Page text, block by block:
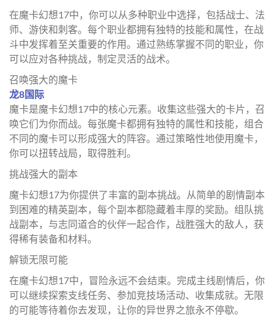
在魔卡幻想17中，你可以从多种职业中选择，包括战士、法
师、游侠和刺客。每个职业都拥有独特的技能和属性，在战
斗中发挥着至关重要的作用。通过熟练掌握不同的职业，你
可以应对各种挑战，制定灵活的战术。
召唤强大的魔卡
龙8国际
魔卡是魔卡幻想17中的核心元素。收集这些强大的卡片，召
唤它们为你而战。每张魔卡都拥有独特的属性和技能，组合
不同的魔卡可以形成强大的阵容。通过策略性地使用魔卡，
你可以扭转战局，取得胜利。
挑战强大的副本
魔卡幻想17为你提供了丰富的副本挑战。从简单的剧情副本
到困难的精英副本，每个副本都隐藏着丰厚的奖励。组队挑
战副本，与志同道合的伙伴一起合作，战胜强大的敌人，获
得稀有装备和材料。
解锁无限可能
在魔卡幻想17中，冒险永远不会结束。完成主线剧情后，你
可以继续探索支线任务、参加竞技场活动、收集成就。无限
的可能等待着你去发现，让你的异世界之旅永不停歇。